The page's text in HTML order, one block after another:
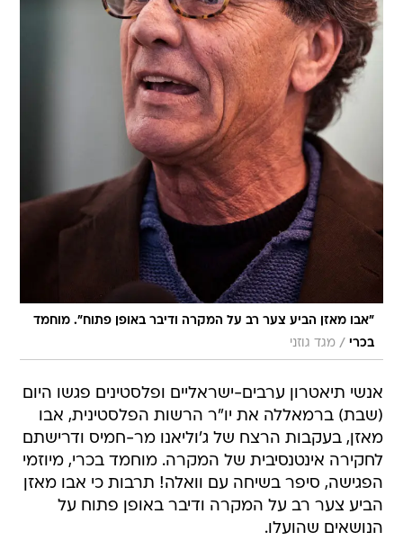
"אבו מאזן הביע צער רב על המקרה ודיבר באופן פתוח". מוחמד
בכרי / מגד גוזני
אנשי תיאטרון ערבים-ישראליים ופלסטינים פגשו היום
(שבת) ברמאללה את יו"ר הרשות הפלסטינית, אבו
מאזן, בעקבות הרצח של ג'וליאנו מר-חמיס ודרישתם
לחקירה אינטנסיבית של המקרה. מוחמד בכרי, מיוזמי
הפגישה, סיפר בשיחה עם וואלה! תרבות כי אבו מאזן
הביע צער רב על המקרה ודיבר באופן פתוח על
הנושאים שהועלו.